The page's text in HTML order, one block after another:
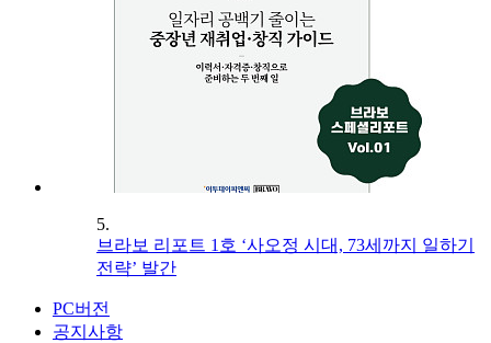
5.
브라보 리포트 1호 ‘사오정 시대, 73세까지 일하기
전략’ 발간
PC버전
공지사항